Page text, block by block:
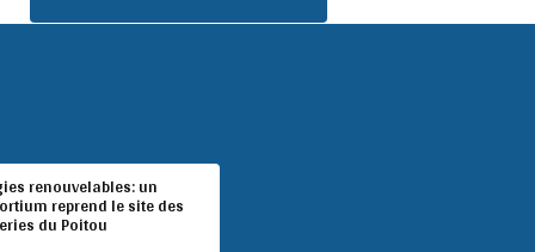
renouvelables: un
reprend le site des
du Poitou